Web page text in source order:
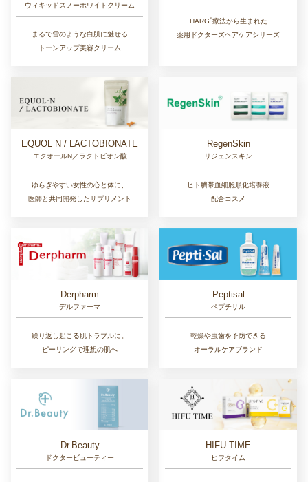
ウィキッドスノーホワイトクリーム
まるで雪のような白肌に魅せる
トーンアップ美容クリーム
HARG®︎療法から生まれた
薬用ドクターズヘアケアシリーズ
EQUOL N / LACTOBIONATE
エクオールN／ラクトビオン酸
ゆらぎやすい女性の心と体に、
医師と共同開発したサプリメント
RegenSkin
リジェンスキン
ヒト臍帯血細胞順化培養液
配合コスメ
Derpharm
デルファーマ
繰り返し起こる肌トラブルに。
ピーリングで理想の肌へ
Peptisal
ペプチサル
乾燥や虫歯を予防できる
オーラルケアブランド
Dr.Beauty
ドクタービューティー
HIFU TIME
ヒフタイム